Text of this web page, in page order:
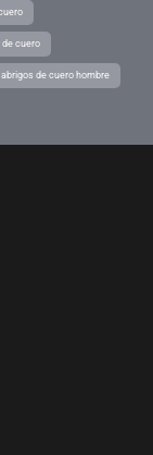
de cuero
abrigos de cuero hombre